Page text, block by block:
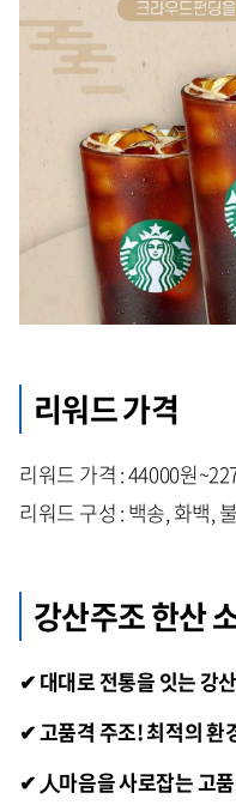
리워드 가격
리워드 가격 : 44000원
리워드 구성 : 백송, 화백,
강산주조 한산
✔ 대대로 전통을 잇는 강
✔ 고품격 주조! 최적의 환
✔ 人마음을 사로잡는 고